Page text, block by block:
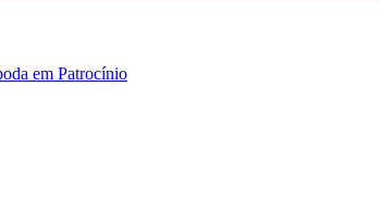
em Patrocínio